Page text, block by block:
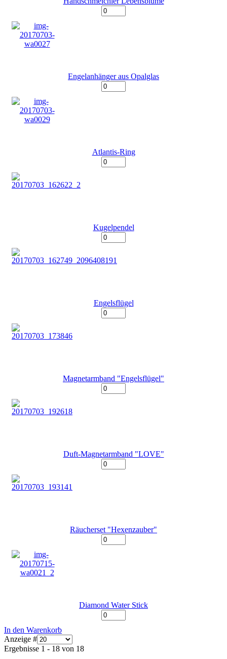
Engelanhänger aus Opalglas
Atlantis-Ring
Kugelpendel
Engelsflügel
Magnetarmband "Engelsflügel"
Duft-Magnetarmband "LOVE"
Räucherset "Hexenzauber"
Diamond Water Stick
In den Warenkorb
Anzeige #
Ergebnisse 1 - 18 von 18